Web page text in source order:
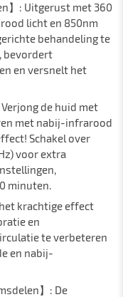
】: Uitgerust met 360
licht en 850nm
behandeling te
bevordert
en versnelt het
de huid met
met nabij-infrarood
Schakel over
voor extra
minuten.
krachtige effect
en
te verbeteren
en nabij-
】: De